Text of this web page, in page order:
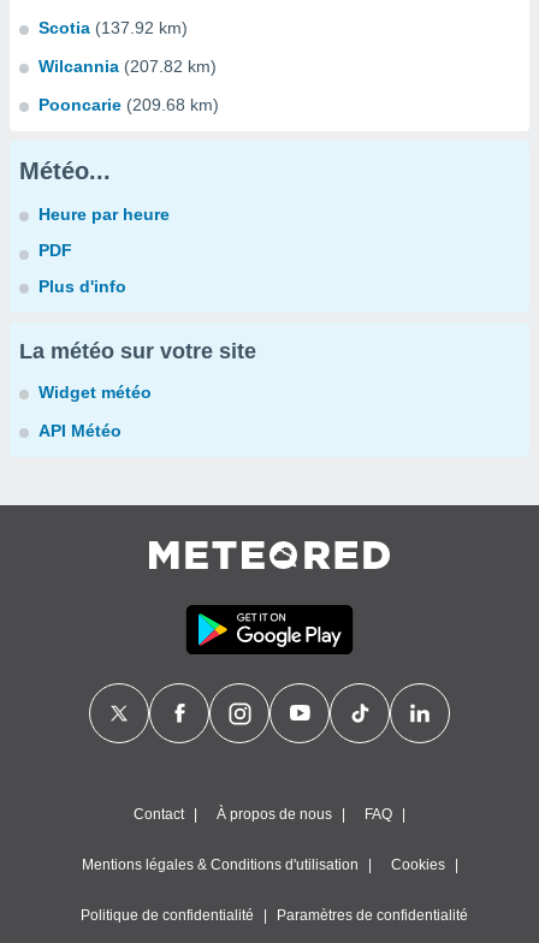
Scotia (137.92 km)
Wilcannia (207.82 km)
Pooncarie (209.68 km)
Météo...
Heure par heure
PDF
Plus d'info
La météo sur votre site
Widget météo
API Météo
Contact À propos de nous FAQ
Mentions légales & Conditions d'utilisation Cookies
Politique de confidentialité Paramètres de confidentialité